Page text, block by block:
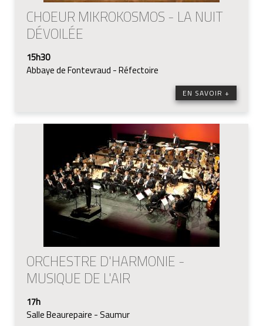
CHOEUR MIKROKOSMOS - LA NUIT
DÉVOILÉE
15h30
Abbaye de Fontevraud - Réfectoire
EN SAVOIR +
ORCHESTRE D'HARMONIE -
MUSIQUE DE L'AIR
17h
Salle Beaurepaire - Saumur